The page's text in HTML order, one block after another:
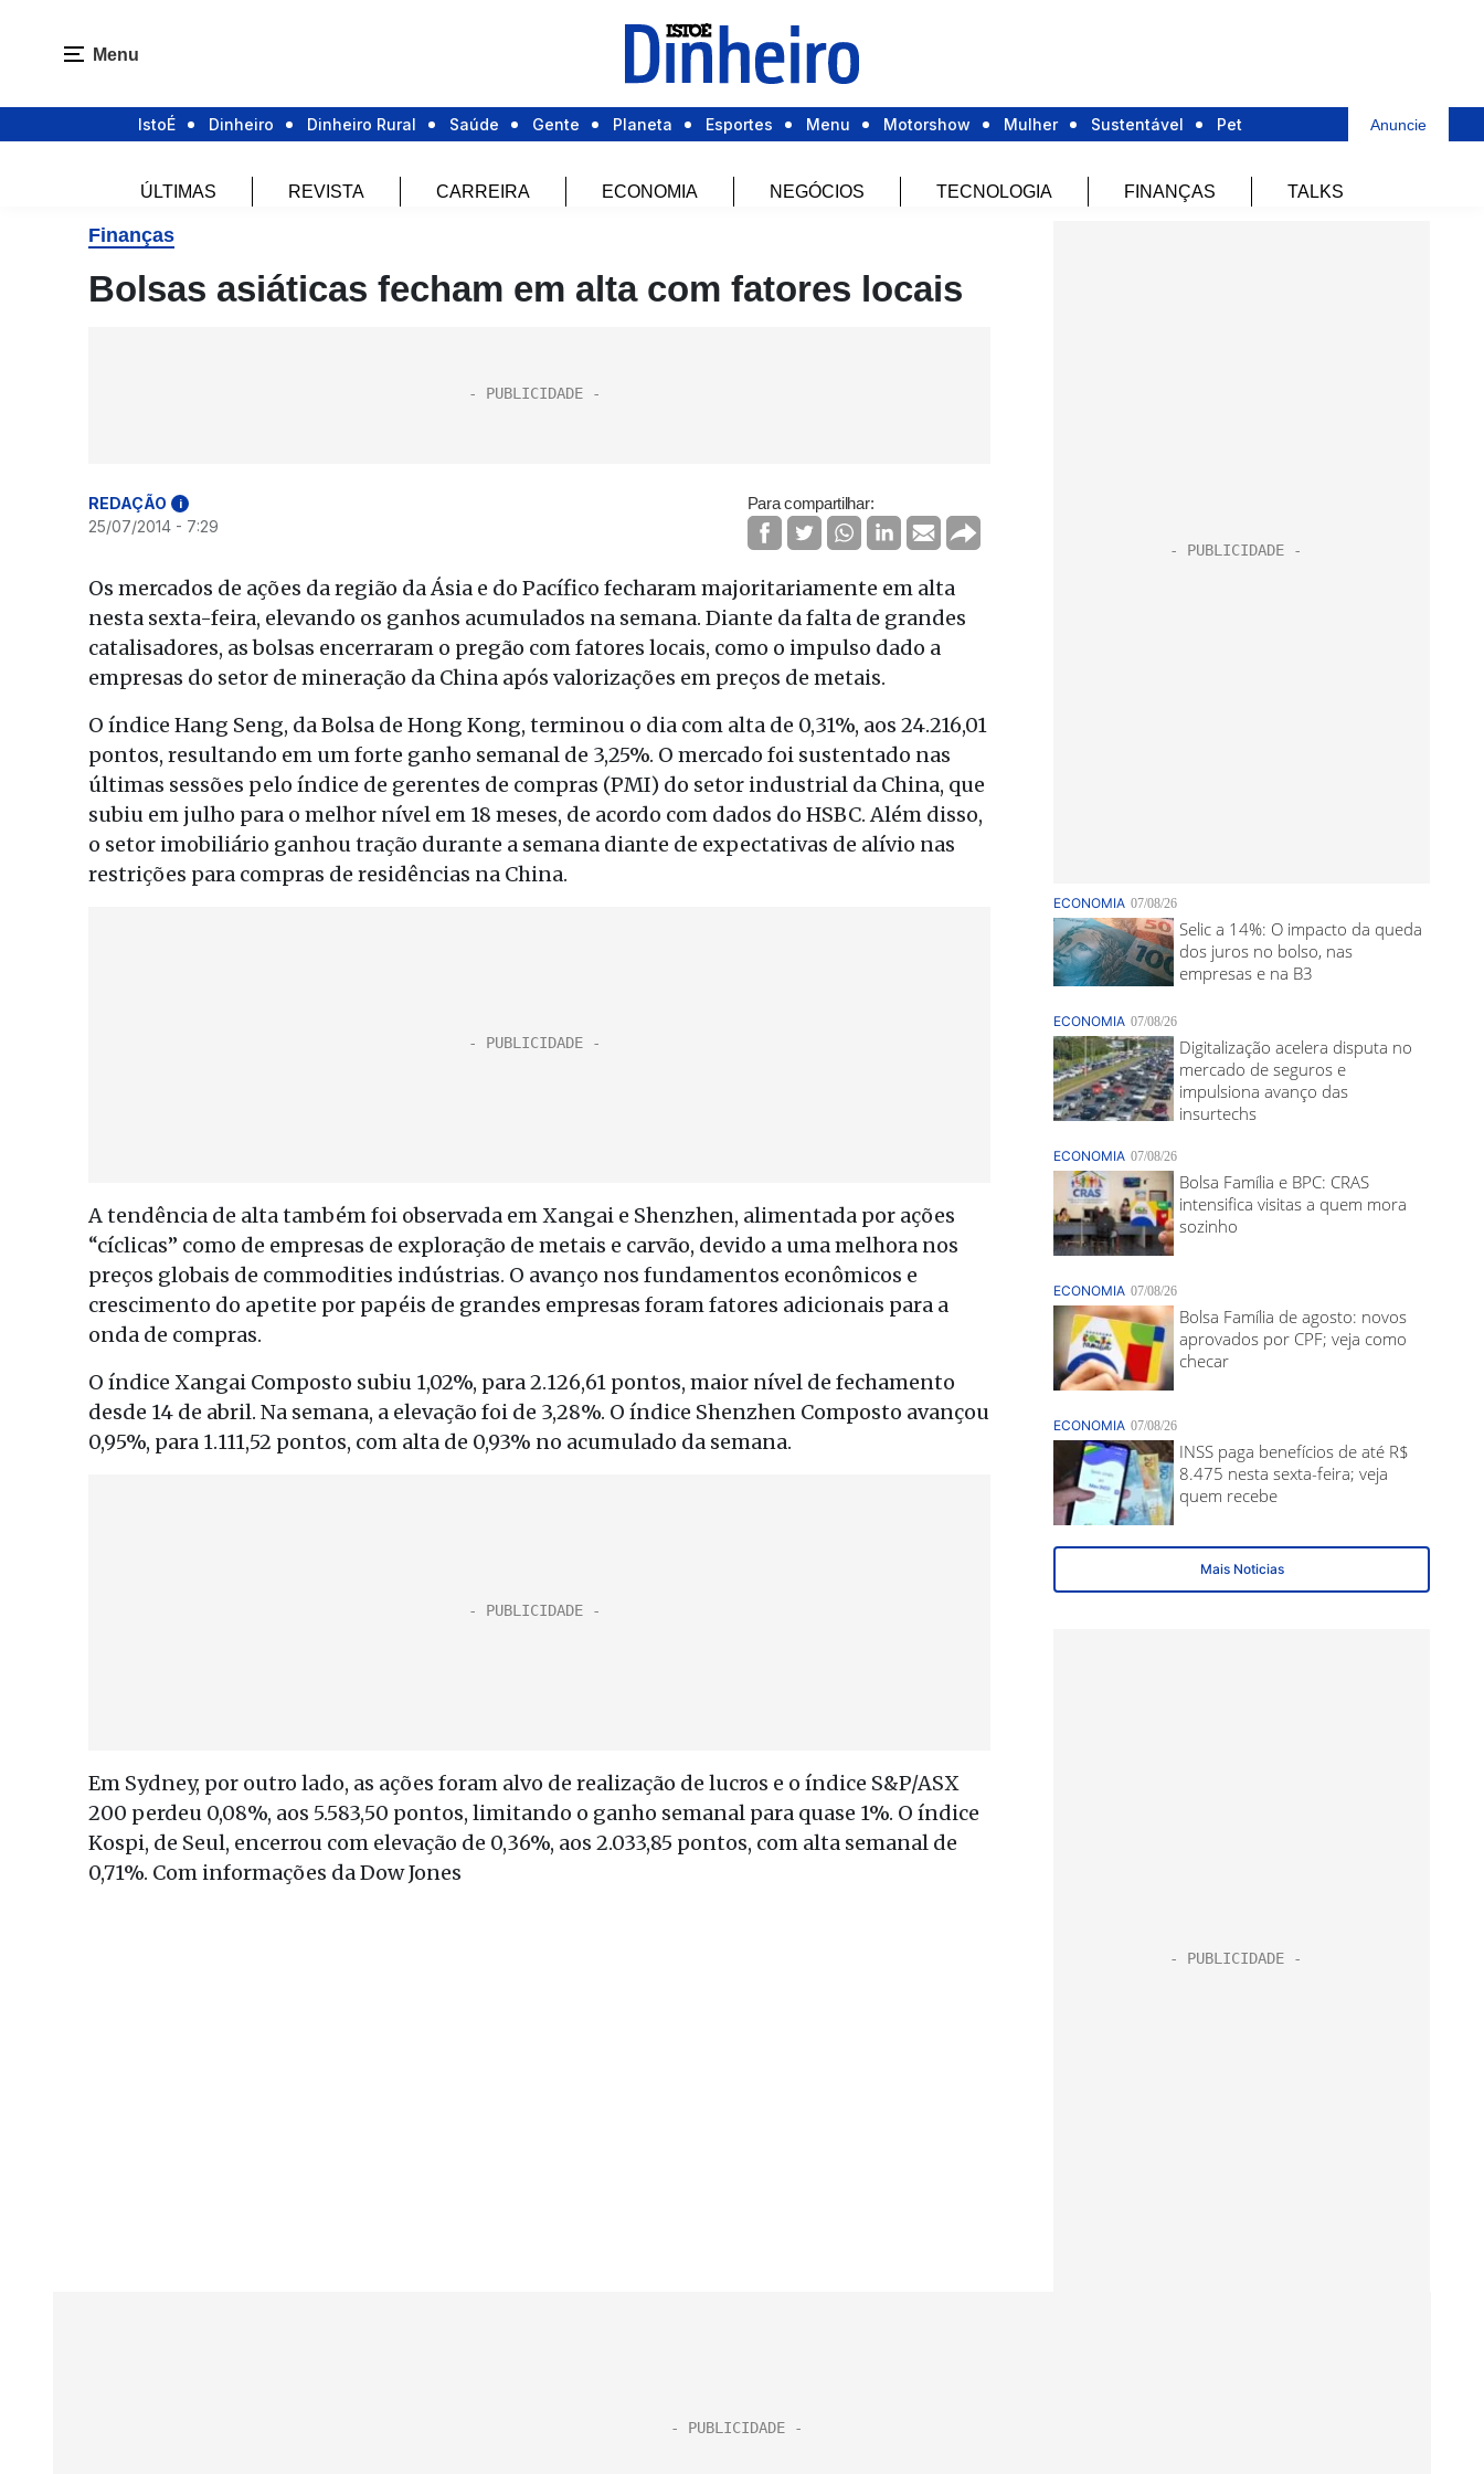
Menu
IstoÉ Dinheiro Dinheiro Rural Saúde Gente Planeta Esportes Menu Motorshow Mulher Sustentável Pet Anuncie
ÚLTIMAS REVISTA CARREIRA ECONOMIA NEGÓCIOS TECNOLOGIA FINANÇAS TALKS
Finanças
Bolsas asiáticas fecham em alta com fatores locais
REDAÇÃO i
25/07/2014 - 7:29
Para compartilhar:
Os mercados de ações da região da Ásia e do Pacífico fecharam majoritariamente em alta
nesta sexta-feira, elevando os ganhos acumulados na semana. Diante da falta de grandes
catalisadores, as bolsas encerraram o pregão com fatores locais, como o impulso dado a
empresas do setor de mineração da China após valorizações em preços de metais.
O índice Hang Seng, da Bolsa de Hong Kong, terminou o dia com alta de 0,31%, aos 24.216,01
pontos, resultando em um forte ganho semanal de 3,25%. O mercado foi sustentado nas
últimas sessões pelo índice de gerentes de compras (PMI) do setor industrial da China, que
subiu em julho para o melhor nível em 18 meses, de acordo com dados do HSBC. Além disso,
o setor imobiliário ganhou tração durante a semana diante de expectativas de alívio nas
restrições para compras de residências na China.
A tendência de alta também foi observada em Xangai e Shenzhen, alimentada por ações
“cíclicas” como de empresas de exploração de metais e carvão, devido a uma melhora nos
preços globais de commodities indústrias. O avanço nos fundamentos econômicos e
crescimento do apetite por papéis de grandes empresas foram fatores adicionais para a
onda de compras.
O índice Xangai Composto subiu 1,02%, para 2.126,61 pontos, maior nível de fechamento
desde 14 de abril. Na semana, a elevação foi de 3,28%. O índice Shenzhen Composto avançou
0,95%, para 1.111,52 pontos, com alta de 0,93% no acumulado da semana.
Em Sydney, por outro lado, as ações foram alvo de realização de lucros e o índice S&P/ASX
200 perdeu 0,08%, aos 5.583,50 pontos, limitando o ganho semanal para quase 1%. O índice
Kospi, de Seul, encerrou com elevação de 0,36%, aos 2.033,85 pontos, com alta semanal de
0,71%. Com informações da Dow Jones